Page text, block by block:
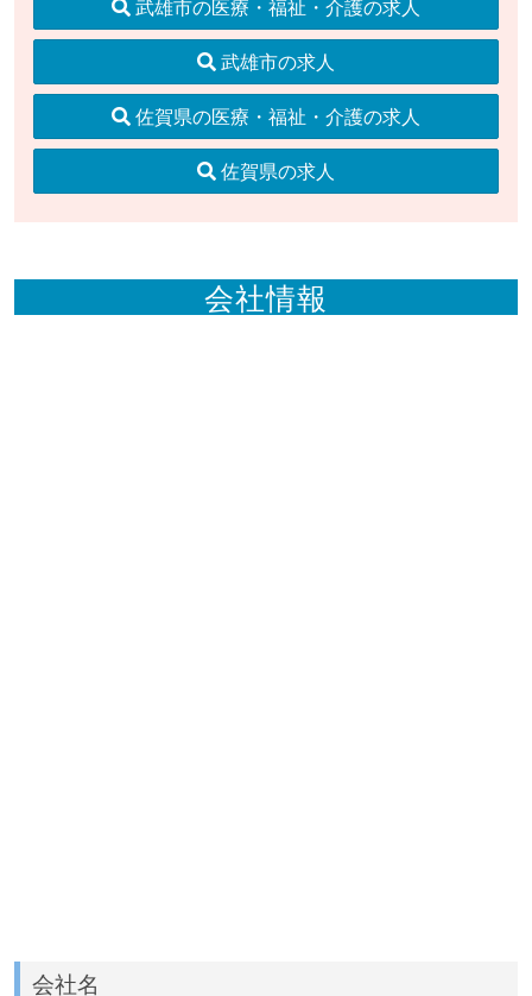
武雄市の医療・福祉・介護の求人
武雄市の求人
佐賀県の医療・福祉・介護の求人
佐賀県の求人
会社情報
会社名